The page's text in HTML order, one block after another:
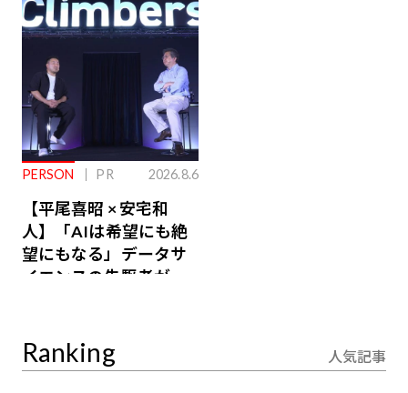
PERSON PR 2026.8.6
【平尾喜昭 × 安宅和
人】「AIは希望にも絶
望にもなる」データサ
イエンスの先駆者が語
Ranking 人気記事